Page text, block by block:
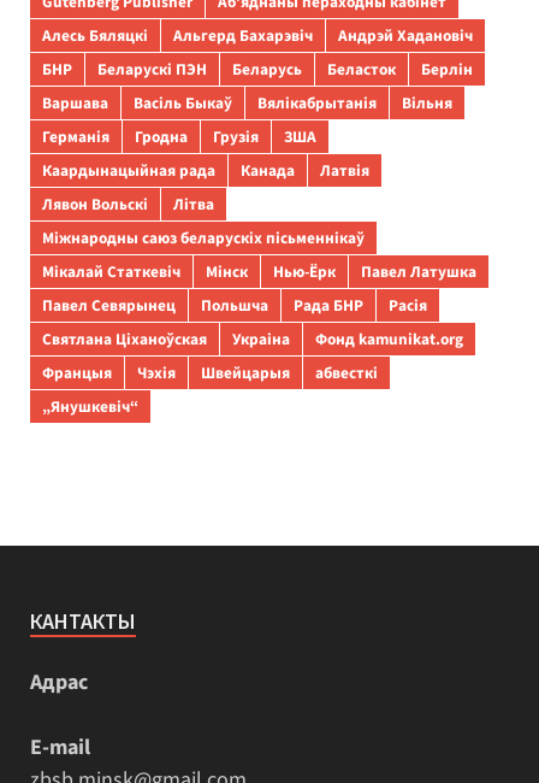
Алесь Бяляцкі
Альгерд Бахарэвіч
Андрэй Хадановіч
БНР
Беларускі ПЭН Беларусь Беласток
Берлін
Варшава
Васіль Быкаў Вялікабрытанія
Вільня
Германія
Гродна Грузія
ЗША
Каардынацыйная рада
Канада
Латвія
Лявон Вольскі
Літва
Міжнародны саюз беларускіх пісьменнікаў
Мікалай Статкевіч
Мінск Нью-Ёрк
Павел Латушка
Павел Севярынец
Польшча Рада БНР
Расія
Святлана Ціханоўская
Украіна
Фонд kamunikat.org
Францыя
Чэхія Швейцарыя
абвесткі
„Янушкевіч“
КАНТАКТЫ
Адрас
E-mail